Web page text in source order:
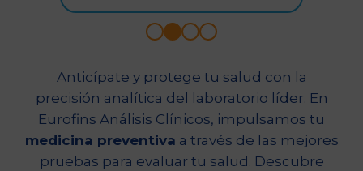
Anticípate y protege tu salud con la
precisión analítica del laboratorio líder. En
Eurofins Análisis Clínicos, impulsamos tu
medicina preventiva a través de las mejores
pruebas para evaluar tu salud. Descubre